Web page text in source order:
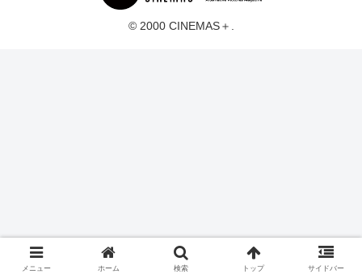
© 2000 CINEMAS＋.
メニュー ホーム 検索 トップ サイドバー